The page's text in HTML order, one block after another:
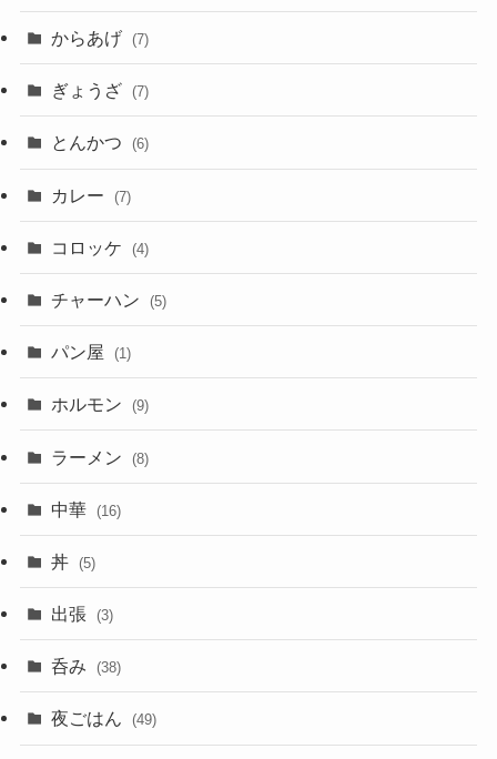
からあげ (7)
ぎょうざ (7)
とんかつ (6)
カレー (7)
コロッケ (4)
チャーハン (5)
パン屋 (1)
ホルモン (9)
ラーメン (8)
中華 (16)
丼 (5)
出張 (3)
呑み (38)
夜ごはん (49)